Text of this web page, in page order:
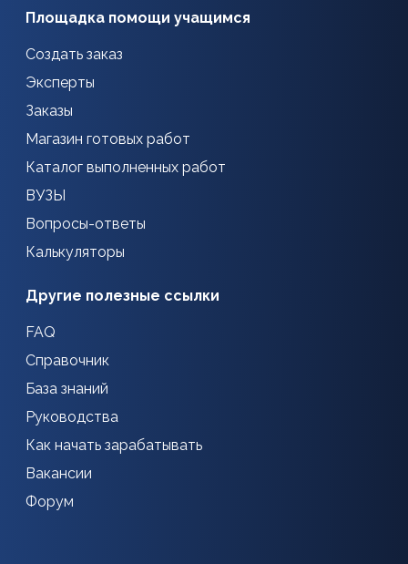
Площадка помощи учащимся
Создать заказ
Эксперты
Заказы
Магазин готовых работ
Каталог выполненных работ
ВУЗЫ
Вопросы-ответы
Калькуляторы
Другие полезные ссылки
FAQ
Справочник
База знаний
Руководства
Как начать зарабатывать
Вакансии
Форум